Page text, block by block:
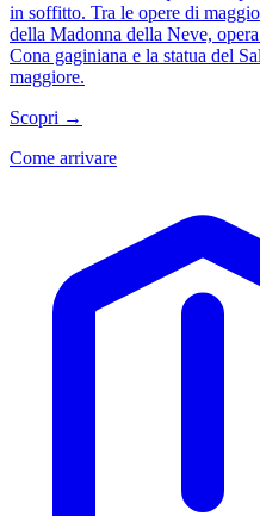
in soffitto. Tra le opere di
della Madonna della Neve,
Cona gaginiana e la statua del
maggiore.
Scopri →
Come arrivare